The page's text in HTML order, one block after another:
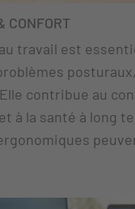
CONFORT
travail est
contribue au
à la santé à long